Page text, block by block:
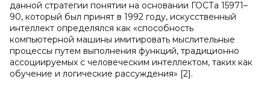
данной стратегии понятии на основании ГОСТа 15971–
90, который был принят в 1992 году, искусственный
интеллект определялся как «способность
компьютерной машины имитировать мыслительные
процессы путем выполнения функций, традиционно
ассоциируемых с человеческим интеллектом, таких как
обучение и логические рассуждения» [2].